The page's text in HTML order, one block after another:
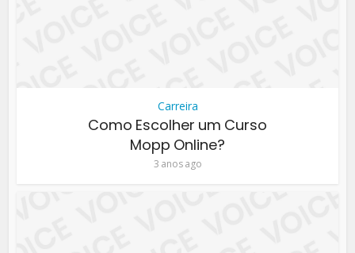
Carreira
Como Escolher um Curso
Mopp Online?
3 anos ago